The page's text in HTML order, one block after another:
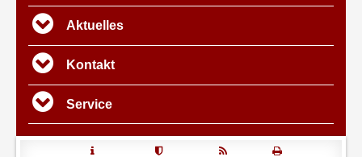
Aktuelles
Kontakt
Service